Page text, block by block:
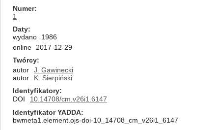
Numer
1
Daty
wydano
1986
online
2017-12-29
Twórcy
autor
J. Gawinecki
autor
K. Sierpiński
Identyfikatory
DOI
10.14708/cm.v26i1.6147
Identyfikator YADDA
bwmeta1.element.ojs-doi-10_14708_cm_v26i1_6147